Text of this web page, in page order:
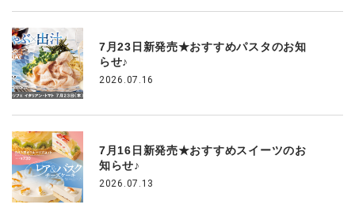
7月23日新発売★おすすめパスタのお知
らせ♪
2026.07.16
7月16日新発売★おすすめスイーツのお
知らせ♪
2026.07.13